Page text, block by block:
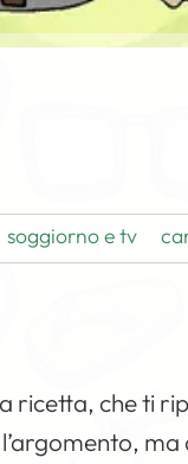
soggiorno e tv
ricetta, che ti
ma